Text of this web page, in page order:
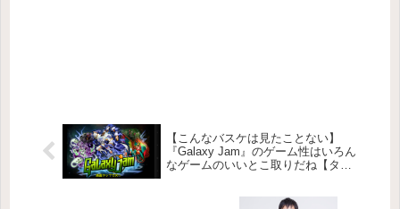
【こんなバスケは見たことない】
『Galaxy Jam』のゲーム性はいろん
なゲームのいいとこ取りだね【ター